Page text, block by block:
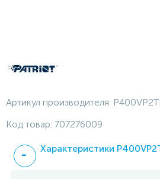
Артикул производителя:
Код товар: 707276009
Характеристики